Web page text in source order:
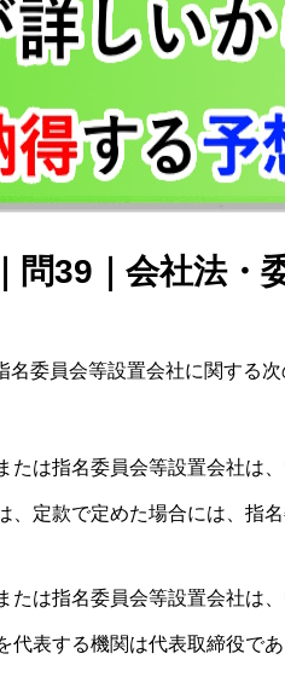
問39｜会社法・
名委員会等設置会社に関する
たは指名委員会等設置会社は
、定款で定めた場合には、指
たは指名委員会等設置会社は
代表する機関は代表取締役で